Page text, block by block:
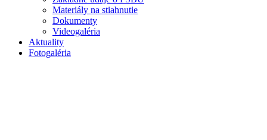
Materiály na stiahnutie
Dokumenty
Videogaléria
Aktuality
Fotogaléria